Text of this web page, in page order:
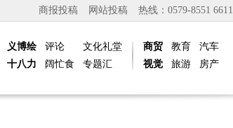
热线：0579-8551 6611
网站投稿
商报投稿
义博绘
十八力
评论
阔忙食
文化礼堂
专题汇
商贸
视觉
教育
旅游
汽车
房产